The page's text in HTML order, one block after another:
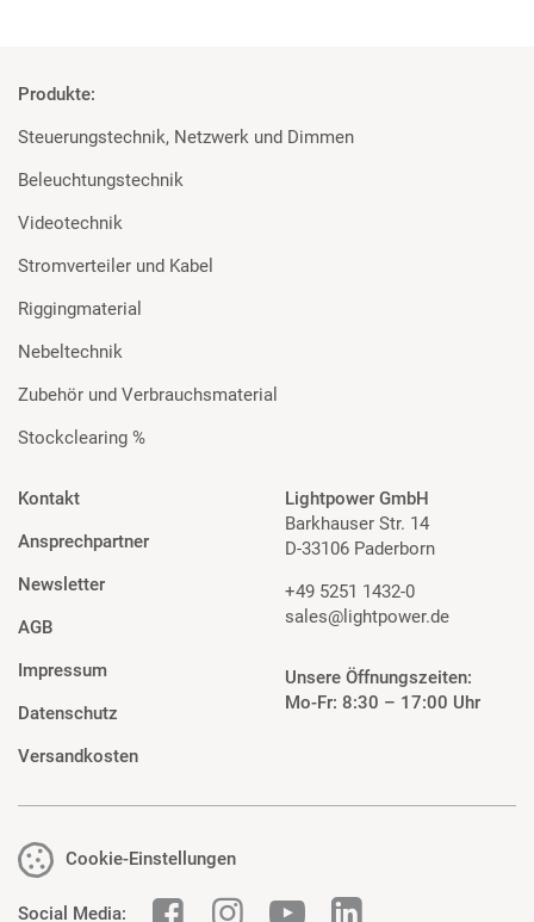
Produkte:
Steuerungstechnik, Netzwerk und Dimmen
Beleuchtungstechnik
Videotechnik
Stromverteiler und Kabel
Riggingmaterial
Nebeltechnik
Zubehör und Verbrauchsmaterial
Stockclearing %
Kontakt
Ansprechpartner
Newsletter
AGB
Impressum
Datenschutz
Versandkosten
Lightpower GmbH
Barkhauser Str. 14
D-33106 Paderborn
+49 5251 1432-0
sales@lightpower.de
Unsere Öffnungszeiten:
Mo-Fr: 8:30 – 17:00 Uhr
Cookie-Einstellungen
Social Media: